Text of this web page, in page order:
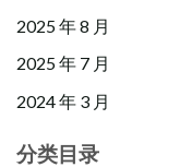
2025 年 8 月
2025 年 7 月
2024 年 3 月
分类目录